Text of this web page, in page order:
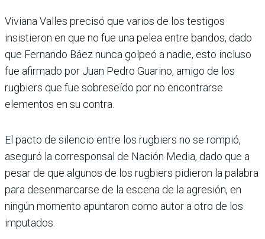
Viviana Valles precisó que varios de los testigos
insistieron en que no fue una pelea entre bandos, dado
que Fernando Báez nunca golpeó a nadie, esto incluso
fue afirmado por Juan Pedro Guarino, amigo de los
rugbiers que fue sobreseído por no encontrarse
elementos en su contra.
El pacto de silencio entre los rugbiers no se rompió,
aseguró la corresponsal de Nación Media, dado que a
pesar de que algunos de los rugbiers pidieron la palabra
para desenmarcarse de la escena de la agresión, en
ningún momento apuntaron como autor a otro de los
imputados.